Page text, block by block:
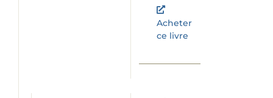
Acheter
ce livre